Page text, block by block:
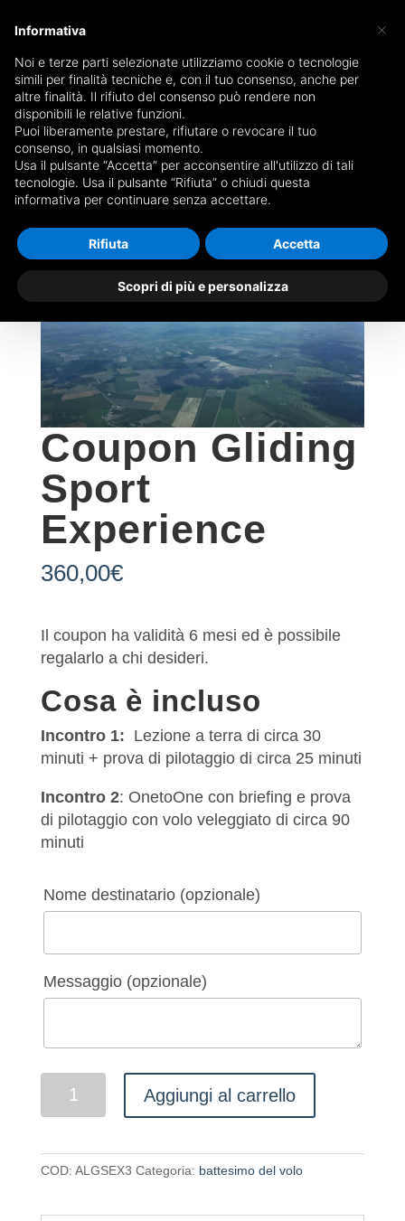
Home/battesimo del volo/ Coupon Gliding
Sport Experience
Coupon Gliding
Sport
Experience
360,00€
Il coupon ha validità 6 mesi ed è possibile
regalarlo a chi desideri.
Cosa è incluso
Incontro 1: Lezione a terra di circa 30
minuti + prova di pilotaggio di circa 25 minuti
Incontro 2: OnetoOne con briefing e prova
di pilotaggio con volo veleggiato di circa 90
minuti
Nome destinatario (opzionale)
Messaggio (opzionale)
Coupon
Gliding
Experience
quantità
Aggiungi al carrello
COD: ALGSEX3 Categoria: battesimo del volo
×
Informativa
Noi e terze parti selezionate utilizziamo cookie o tecnologie
simili per finalità tecniche e, con il tuo consenso, anche per
altre finalità. Il rifiuto del consenso può rendere non
disponibili le relative funzioni.
Puoi liberamente prestare, rifiutare o revocare il tuo
consenso, in qualsiasi momento.
Usa il pulsante “Accetta” per acconsentire all'utilizzo di tali
tecnologie. Usa il pulsante “Rifiuta” o chiudi questa
informativa per continuare senza accettare.
Scopri di più e personalizza
Rifiuta Accetta